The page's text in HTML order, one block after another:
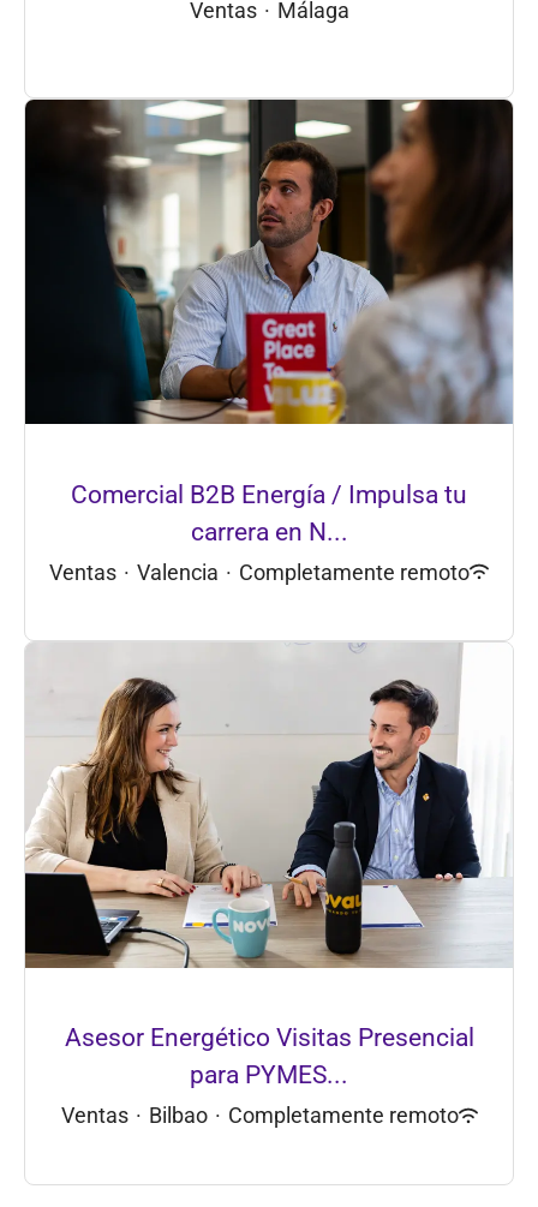
Ventas · Málaga
Comercial B2B Energía / Impulsa tu
carrera en N...
Ventas · Valencia · Completamente remoto
Asesor Energético Visitas Presencial
para PYMES...
Ventas · Bilbao · Completamente remoto